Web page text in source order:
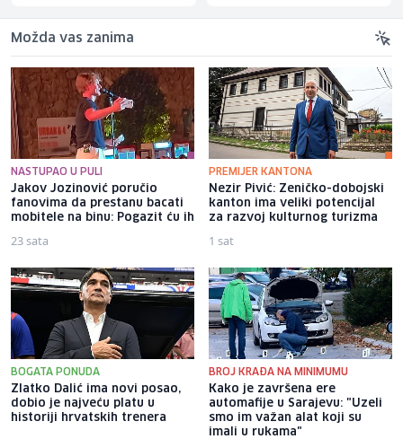
Možda vas zanima
NASTUPAO U PULI
Jakov Jozinović poručio
fanovima da prestanu bacati
mobitele na binu: Pogazit ću ih
23 sata
PREMIJER KANTONA
Nezir Pivić: Zeničko-dobojski
kanton ima veliki potencijal
za razvoj kulturnog turizma
1 sat
BOGATA PONUDA
Zlatko Dalić ima novi posao,
dobio je najveću platu u
historiji hrvatskih trenera
BROJ KRAĐA NA MINIMUMU
Kako je završena ere
automafije u Sarajevu: "Uzeli
smo im važan alat koji su
imali u rukama"